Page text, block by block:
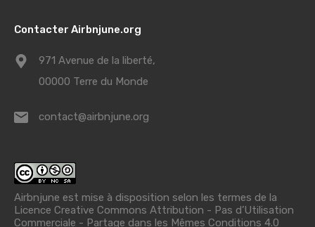
Contacter Airbnjune.org
971 Avenue de la liberté,
00000 Terre du Monde
contact@airbnjune.org
Airbnjune est mise à disposition selon les termes de la
Licence Creative Commons Attribution - Pas d’Utilisation
Commerciale - Partage dans les Mêmes Conditions 4.0